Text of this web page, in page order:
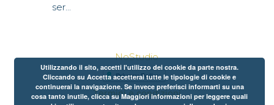
ser...
Utilizzando il sito, accetti l'utilizzo dei cookie da parte nostra.
Cliccando su Accetta accetterai tutte le tipologie di cookie e
continuerai la navigazione. Se invece preferisci informarti su una
cosa tanto inutile, clicca su Maggiori informazioni per leggere quali
NoStudio
Termini e condizioni